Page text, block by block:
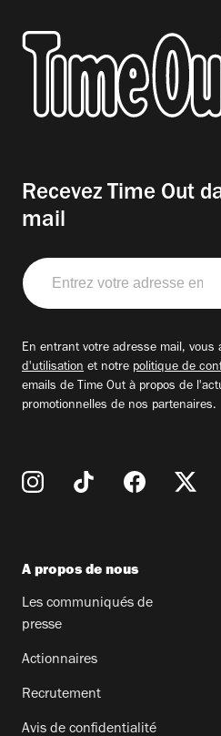
Recevez Time Out
mail
Entrez
votre
adresse
En entrant votre adresse mail, vous
d'utilisation et notre politique de
emails de Time Out à propos de
promotionnelles de nos partenaires.
A propos de nous
Les communiqués de
presse
Actionnaires
Recrutement
Avis de confidentialité